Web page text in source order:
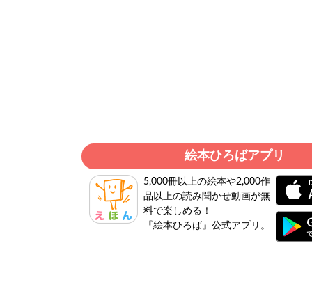
絵本ひろばアプリ
5,000冊以上の絵本や2,000作
品以上の読み聞かせ動画が無
料で楽しめる！
『絵本ひろば』公式アプリ。